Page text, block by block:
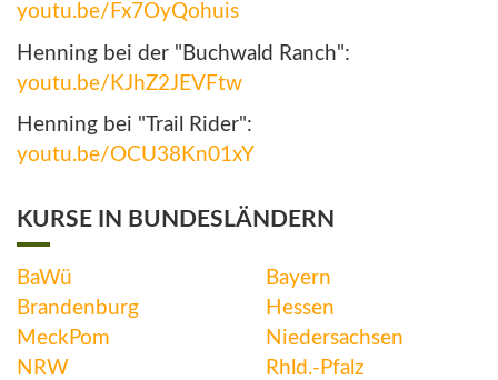
youtu.be/Fx7OyQohuis
Henning bei der "Buchwald Ranch":
youtu.be/KJhZ2JEVFtw
Henning bei "Trail Rider":
youtu.be/OCU38Kn01xY
KURSE IN BUNDESLÄNDERN
BaWü
Bayern
Brandenburg
Hessen
MeckPom
Niedersachsen
NRW
Rhld.-Pfalz